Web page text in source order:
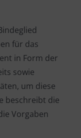
für das
in Form der
sowie
um diese
beschreibt die
Vorgaben